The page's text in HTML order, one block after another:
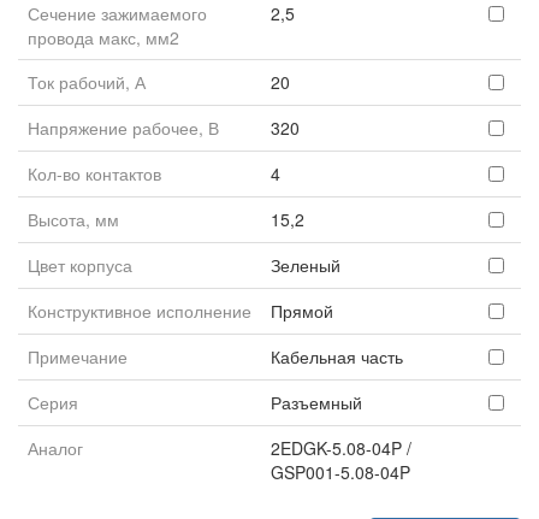
Сечение зажимаемого
провода макс, мм2
2,5
Ток рабочий, А
20
Напряжение рабочее, В
320
Кол-во контактов
4
Высота, мм
15,2
Цвет корпуса
Зеленый
Конструктивное исполнение
Прямой
Примечание
Кабельная часть
Серия
Разъемный
Аналог
2EDGK-5.08-04P /
GSP001-5.08-04P